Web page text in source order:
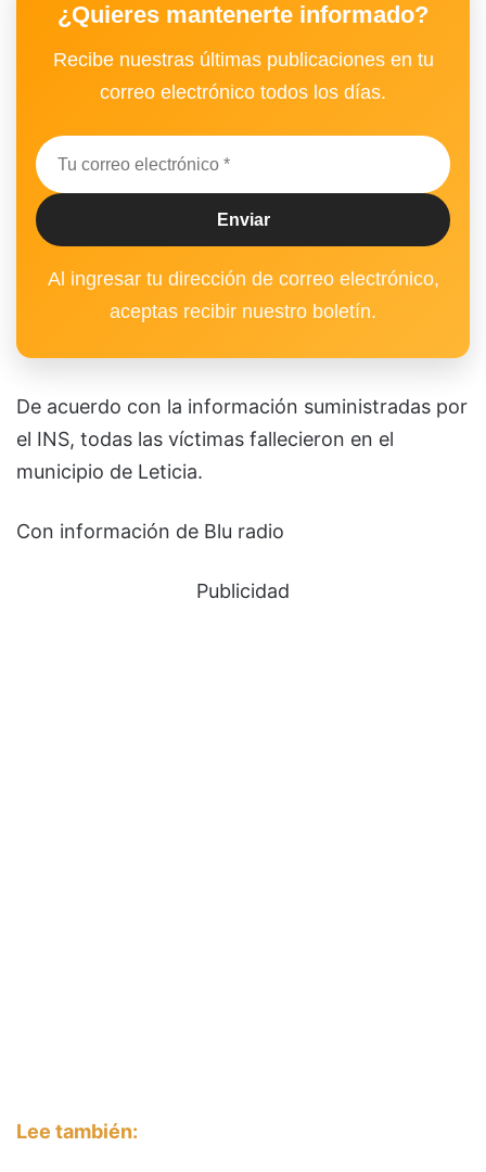
¿Quieres mantenerte informado?
Recibe nuestras últimas publicaciones en tu
correo electrónico todos los días.
Al ingresar tu dirección de correo electrónico,
aceptas recibir nuestro boletín.
De acuerdo con la información suministradas por
el INS, todas las víctimas fallecieron en el
municipio de Leticia.
Con información de Blu radio
Publicidad
Lee también: